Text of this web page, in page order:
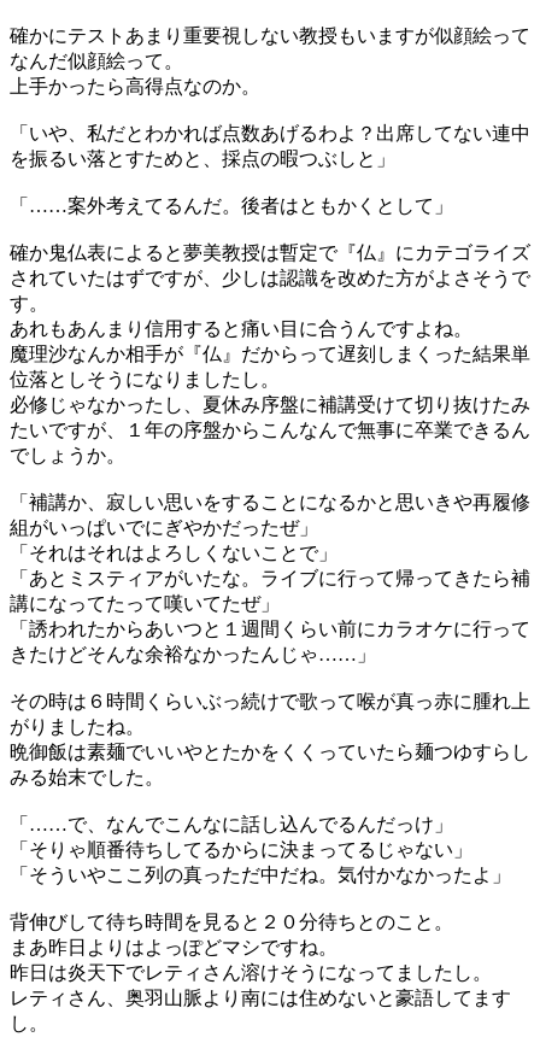
確かにテストあまり重要視しない教授もいますが似顔絵って
なんだ似顔絵って。
上手かったら高得点なのか。
「いや、私だとわかれば点数あげるわよ？出席してない連中
を振るい落とすためと、採点の暇つぶしと」
「……案外考えてるんだ。後者はともかくとして」
確か鬼仏表によると夢美教授は暫定で『仏』にカテゴライズ
されていたはずですが、少しは認識を改めた方がよさそうで
す。
あれもあんまり信用すると痛い目に合うんですよね。
魔理沙なんか相手が『仏』だからって遅刻しまくった結果単
位落としそうになりましたし。
必修じゃなかったし、夏休み序盤に補講受けて切り抜けたみ
たいですが、１年の序盤からこんなんで無事に卒業できるん
でしょうか。
「補講か、寂しい思いをすることになるかと思いきや再履修
組がいっぱいでにぎやかだったぜ」
「それはそれはよろしくないことで」
「あとミスティアがいたな。ライブに行って帰ってきたら補
講になってたって嘆いてたぜ」
「誘われたからあいつと１週間くらい前にカラオケに行って
きたけどそんな余裕なかったんじゃ……」
その時は６時間くらいぶっ続けで歌って喉が真っ赤に腫れ上
がりましたね。
晩御飯は素麺でいいやとたかをくくっていたら麺つゆすらし
みる始末でした。
「……で、なんでこんなに話し込んでるんだっけ」
「そりゃ順番待ちしてるからに決まってるじゃない」
「そういやここ列の真っただ中だね。気付かなかったよ」
背伸びして待ち時間を見ると２０分待ちとのこと。
まあ昨日よりはよっぽどマシですね。
昨日は炎天下でレティさん溶けそうになってましたし。
レティさん、奥羽山脈より南には住めないと豪語してます
し。